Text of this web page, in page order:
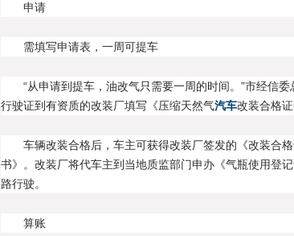
申请
需填写申请表，一周可提车
“从申请到提车，油改气只需要一周的时间。”市经信
行驶证到有资质的改装厂填写《压缩天然气汽车改装合格
车辆改装合格后，车主可获得改装厂签发的《改装合
书》。改装厂将代车主到当地质监部门申办《气瓶使用登
路行驶。
算账